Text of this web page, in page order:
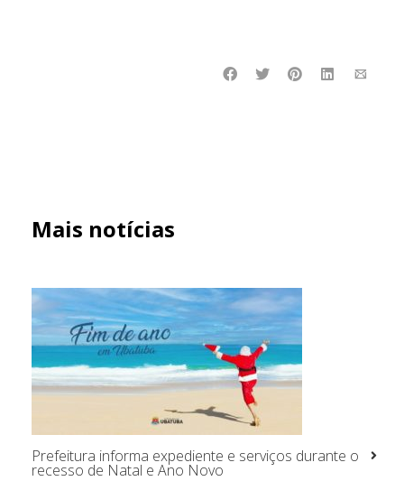
Mais notícias
Prefeitura informa expediente e serviços durante o
recesso de Natal e Ano Novo